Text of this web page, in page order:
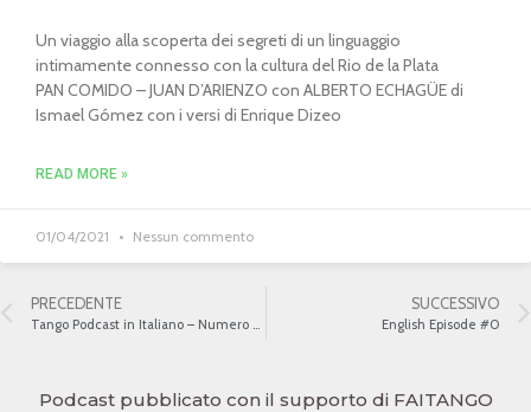
Un viaggio alla scoperta dei segreti di un linguaggio
intimamente connesso con la cultura del Rio de la Plata
PAN COMIDO – JUAN D’ARIENZO con ALBERTO ECHAGÜE di
Ismael Gómez con i versi di Enrique Dizeo
READ MORE »
01/04/2021 Nessun commento
PRECEDENTE SUCCESSIVO
English Episode #0
Podcast pubblicato con il supporto di FAITANGO